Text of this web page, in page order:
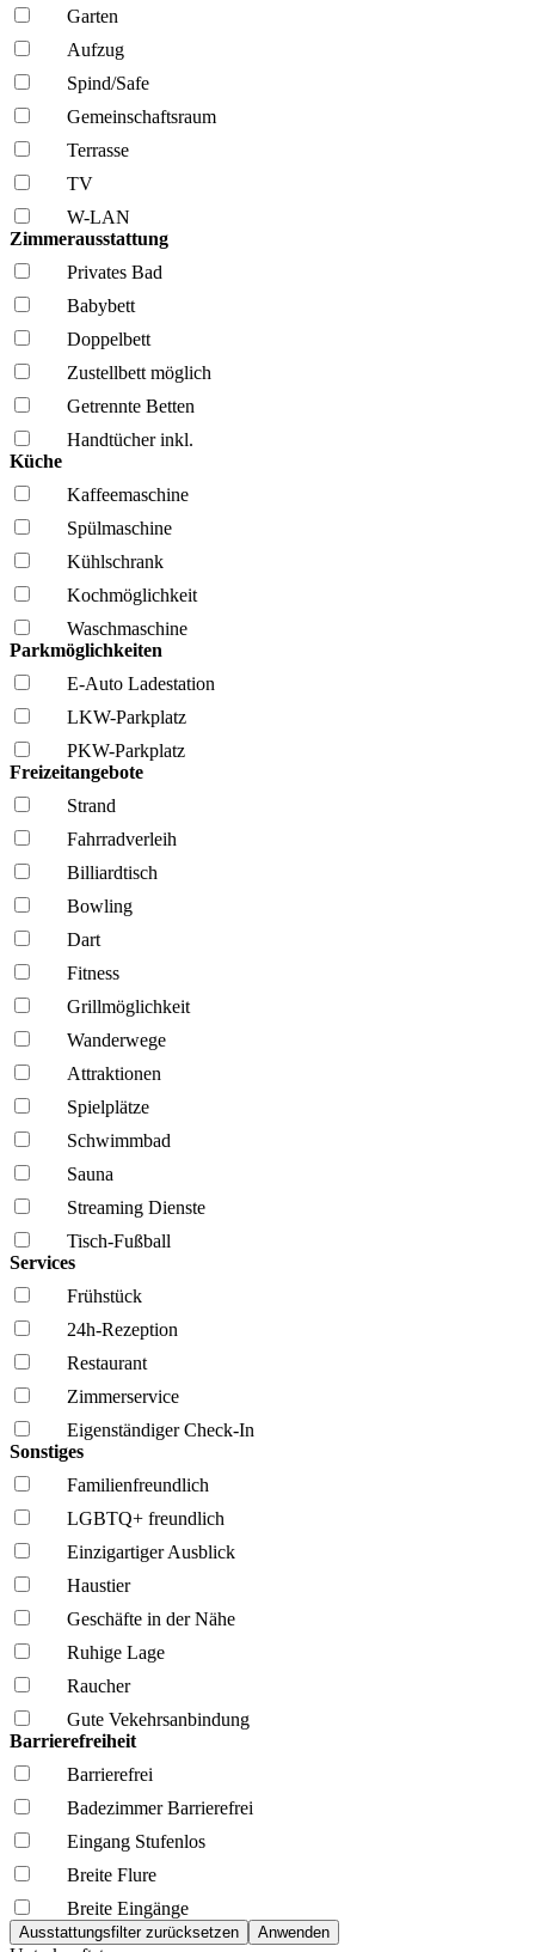
Garten
Aufzug
Spind/Safe
Gemeinschafts­raum
Terrasse
TV
W-LAN
Zimmerausstattung
Privates Bad
Babybett
Doppelbett
Zustellbett möglich
Getrennte Betten
Handtücher inkl.
Küche
Kaffee­maschine
Spül­maschine
Kühl­schrank
Kochmöglich­keit
Wasch­maschine
Parkmöglichkeiten
E-Auto Ladestation
LKW-Parkplatz
PKW-Parkplatz
Freizeitangebote
Strand
Fahrrad­verleih
Billiardtisch
Bowling
Dart
Fitness
Grillmöglich­keit
Wanderwege
Attraktionen
Spielplätze
Schwimmbad
Sauna
Streaming Dienste
Tisch-Fußball
Services
Frühstück
24h-Rezeption
Restaurant
Zimmerservice
Eigenständiger Check-In
Sonstiges
Familien­freundlich
LGBTQ+ freundlich
Einzigartiger Ausblick
Haustier
Geschäfte in der Nähe
Ruhige Lage
Raucher
Gute Vekehrsanbindung
Barrierefreiheit
Barrierefrei
Badezimmer Barrierefrei
Eingang Stufenlos
Breite Flure
Breite Eingänge